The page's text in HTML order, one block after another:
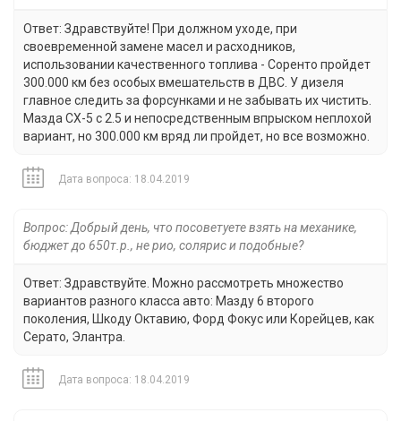
Ответ: Здравствуйте! При должном уходе, при
своевременной замене масел и расходников,
использовании качественного топлива - Соренто пройдет
300.000 км без особых вмешательств в ДВС. У дизеля
главное следить за форсунками и не забывать их чистить.
Мазда СХ-5 с 2.5 и непосредственным впрыском неплохой
вариант, но 300.000 км вряд ли пройдет, но все возможно.
Дата вопроса: 18.04.2019
Вопрос: Добрый день, что посоветуете взять на механике,
бюджет до 650т.р., не рио, солярис и подобные?
Ответ: Здравствуйте. Можно рассмотреть множество
вариантов разного класса авто: Мазду 6 второго
поколения, Шкоду Октавию, Форд Фокус или Корейцев, как
Серато, Элантра.
Дата вопроса: 18.04.2019